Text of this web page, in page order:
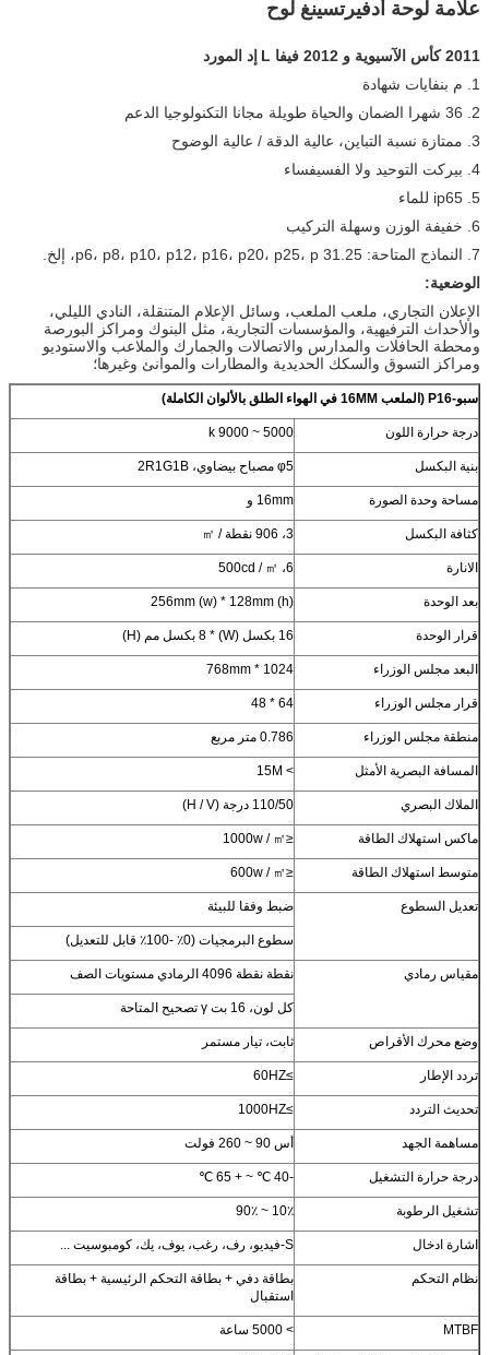
علامة لوحة أدفيرتسينغ لوح
2011 كأس الآسيوية و 2012 فيفا L
إد المورد
1. م بنفايات شهادة
2. 36 شهرا الضمان والحياة طويلة مجانا التكنولوجيا الدعم
3. ممتازة نسبة التباين، عالية الدقة / عالية الوضوح
4. بيركت التوحيد ولا الفسيفساء
5. ip65 للماء
6. خفيفة الوزن وسهلة التركيب
7. النماذج المتاحة: p6، p8، p10، p12، p16، p20، p25، p 31.25، إلخ.
الوضعية:
الإعلان التجاري، ملعب الملعب، وسائل الإعلام المتنقلة، النادي الليلي،
والأحداث الترفيهية، والمؤسسات التجارية، مثل البنوك ومراكز البورصة
ومحطة الحافلات والمدارس والاتصالات والجمارك والملاعب والاستوديو
ومراكز التسوق والسكك الحديدية والمطارات والموانئ وغيرها؛
سبو-P16 (الملعب 16MM في الهواء الطلق بالألوان الكاملة)
درجة حرارة اللون 5000 ~ 9000 k
بنية البكسل φ5 مصباح بيضاوي، 2R1G1B
مساحة وحدة الصورة 16mm و
كثافة البكسل 3، 906 نقطة / ㎡
الانارة 6، 500cd / ㎡
بعد الوحدة 256mm (w) * 128mm (h)
قرار الوحدة 16 بكسل (W) * 8 بكسل مم (H)
البعد مجلس الوزراء 1024 * 768mm
قرار مجلس الوزراء 64 * 48
منطقة مجلس الوزراء 0.786 متر مربع
المسافة البصرية الأمثل > 15M
الملاك البصري 110/50 درجة (H / V)
ماكس استهلاك الطاقة ≤1000w / ㎡
متوسط ​​استهلاك الطاقة ≤600w / ㎡
تعديل السطوع ضبط وفقا للبيئة
سطوع البرمجيات (0٪ -100٪ قابل للتعديل)
مقياس رمادي نقطة نقطة 4096 الرمادي مستويات الصف
كل لون، 16 بت γ تصحيح المتاحة
وضع محرك الأقراص ثابت، تيار مستمر
تردد الإطار ≥60HZ
تحديث التردد ≥1000HZ
مساهمة الجهد أس 90 ~ 260 فولت
درجة حرارة التشغيل -40 ℃ ~ + 65 ℃
تشغيل الرطوبة 10٪ ~ 90٪
اشارة ادخال S-فيديو، رف، رغب، يوف، يك، كومبوسيت ...
نظام التحكم
بطاقة دفي + بطاقة التحكم الرئيسية + بطاقة
استقبال
MTBF > 5000 ساعة